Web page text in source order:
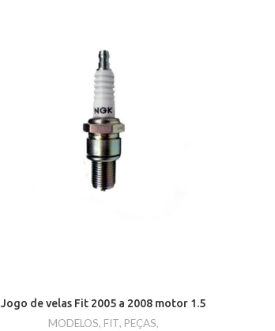
Jogo de velas Fit 2005 a 2008 motor 1.5
MODELOS, FIT, PEÇAS,